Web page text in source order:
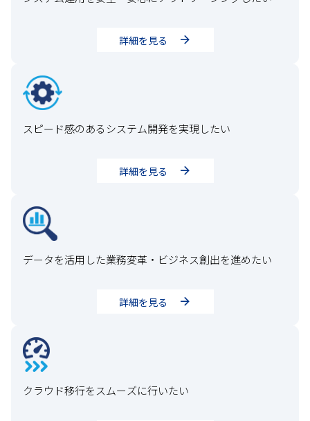
詳細を見る
スピード感のあるシステム開発を実現したい
詳細を見る
データを活用した業務変革・ビジネス創出を進めたい
詳細を見る
クラウド移行をスムーズに行いたい